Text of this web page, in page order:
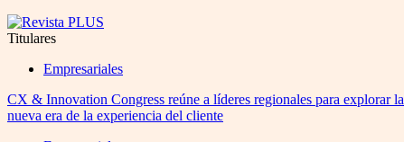
Titulares
Empresariales
CX & Innovation Congress reúne a líderes regionales para explorar la
nueva era de la experiencia del cliente